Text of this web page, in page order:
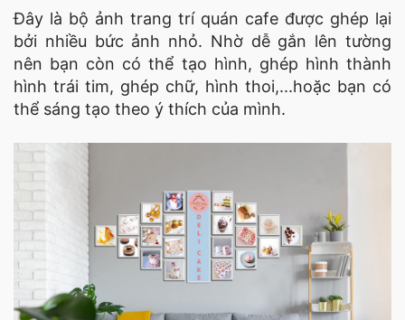
Đây là bộ ảnh trang trí quán cafe được ghép lại
bởi nhiều bức ảnh nhỏ. Nhờ dễ gắn lên tường
nên bạn còn có thể tạo hình, ghép hình thành
hình trái tim, ghép chữ, hình thoi,...hoặc bạn có
thể sáng tạo theo ý thích của mình.